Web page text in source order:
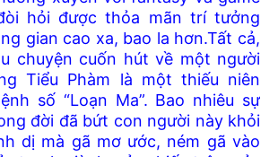
hỏi được thỏa mãn trí tưởng
gian cao xa, bao la hơn.Tất cả,
chuyện cuốn hút về một người
Tiểu Phàm là một thiếu niên
số “Loạn Ma”. Bao nhiêu sự
đời đã bứt con người này khỏi
dị mà gã mơ ước, ném gã vào